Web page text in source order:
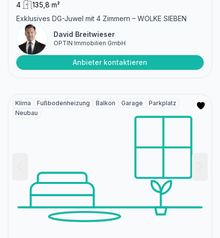
4
135,8 m²
Exklusives DG-Juwel mit 4 Zimmern – WOLKE SIEBEN
David Breitwieser
OPTIN Immobilien GmbH
Anbieter kontaktieren
Klima Fußbodenheizung Balkon Garage
Parkplatz
Neubau